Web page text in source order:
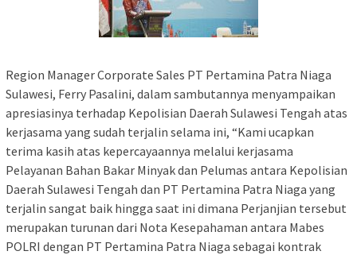
Region Manager Corporate Sales PT Pertamina Patra Niaga
Sulawesi, Ferry Pasalini, dalam sambutannya menyampaikan
apresiasinya terhadap Kepolisian Daerah Sulawesi Tengah atas
kerjasama yang sudah terjalin selama ini, “Kami ucapkan
terima kasih atas kepercayaannya melalui kerjasama
Pelayanan Bahan Bakar Minyak dan Pelumas antara Kepolisian
Daerah Sulawesi Tengah dan PT Pertamina Patra Niaga yang
terjalin sangat baik hingga saat ini dimana Perjanjian tersebut
merupakan turunan dari Nota Kesepahaman antara Mabes
POLRI dengan PT Pertamina Patra Niaga sebagai kontrak